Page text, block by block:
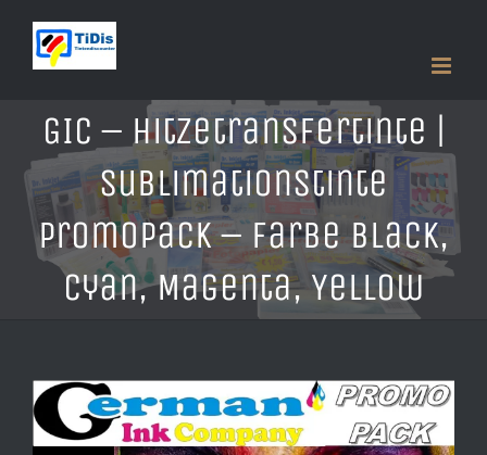
Inhalt
GIC – Hitzetransfertinte |
Sublimationstinte
Promopack – Farbe Black,
Cyan, Magenta, Yellow
Zeige
grösseres